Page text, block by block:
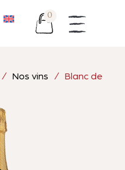
0
/Nos vins / Blanc de